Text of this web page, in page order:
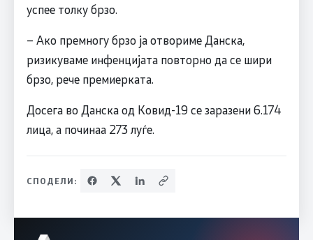
успее толку брзо.
– Ако премногу брзо ја отвориме Данска,
ризикуваме инфенцијата повторно да се шири
брзо, рече премиерката.
Досега во Данска од Ковид-19 се заразени 6.174
лица, а починаа 273 луѓе.
СПОДЕЛИ: